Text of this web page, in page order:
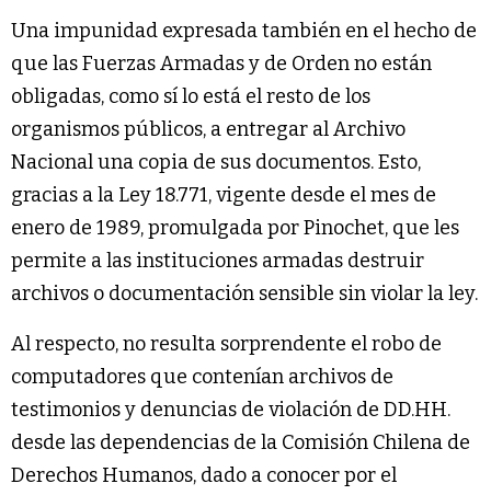
Una impunidad expresada también en el hecho de
que las Fuerzas Armadas y de Orden no están
obligadas, como sí lo está el resto de los
organismos públicos, a entregar al Archivo
Nacional una copia de sus documentos. Esto,
gracias a la Ley 18.771, vigente desde el mes de
enero de 1989, promulgada por Pinochet, que les
permite a las instituciones armadas destruir
archivos o documentación sensible sin violar la ley.
Al respecto, no resulta sorprendente el robo de
computadores que contenían archivos de
testimonios y denuncias de violación de DD.HH.
desde las dependencias de la Comisión Chilena de
Derechos Humanos, dado a conocer por el